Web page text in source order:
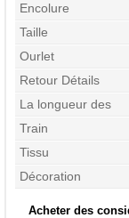
Encolure
Taille
Ourlet
Retour Détails
La longueur des
manches
Train
Tissu
Décoration
Acheter des